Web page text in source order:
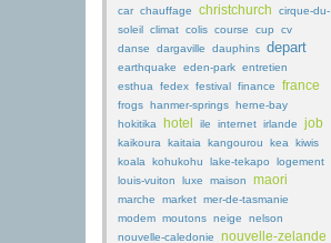
car chauffage christchurch
cirque-du-
soleil climat colis course cup
cv
danse
dargaville dauphins depart
earthquake eden-park entretien
esthua
fedex festival finance france
frogs hanmer-springs herne-bay
hokitika
hotel ile internet irlande job
kaikoura kaitaia kangourou kea
kiwis
koala
kohukohu lake-tekapo
logement
louis-vuiton
luxe maison maori
marche market mer-de-tasmanie
modem moutons neige
nelson
nouvelle-caledonie
nouvelle-zelande